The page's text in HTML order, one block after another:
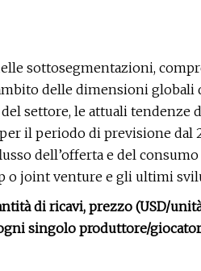
sottosegmentazioni,
delle dimensioni globali
settore, le attuali tendenze
il periodo di previsione dal
dell’offerta e del
o joint venture e gli ultimi
di ricavi, prezzo (USD/
singolo produttore/